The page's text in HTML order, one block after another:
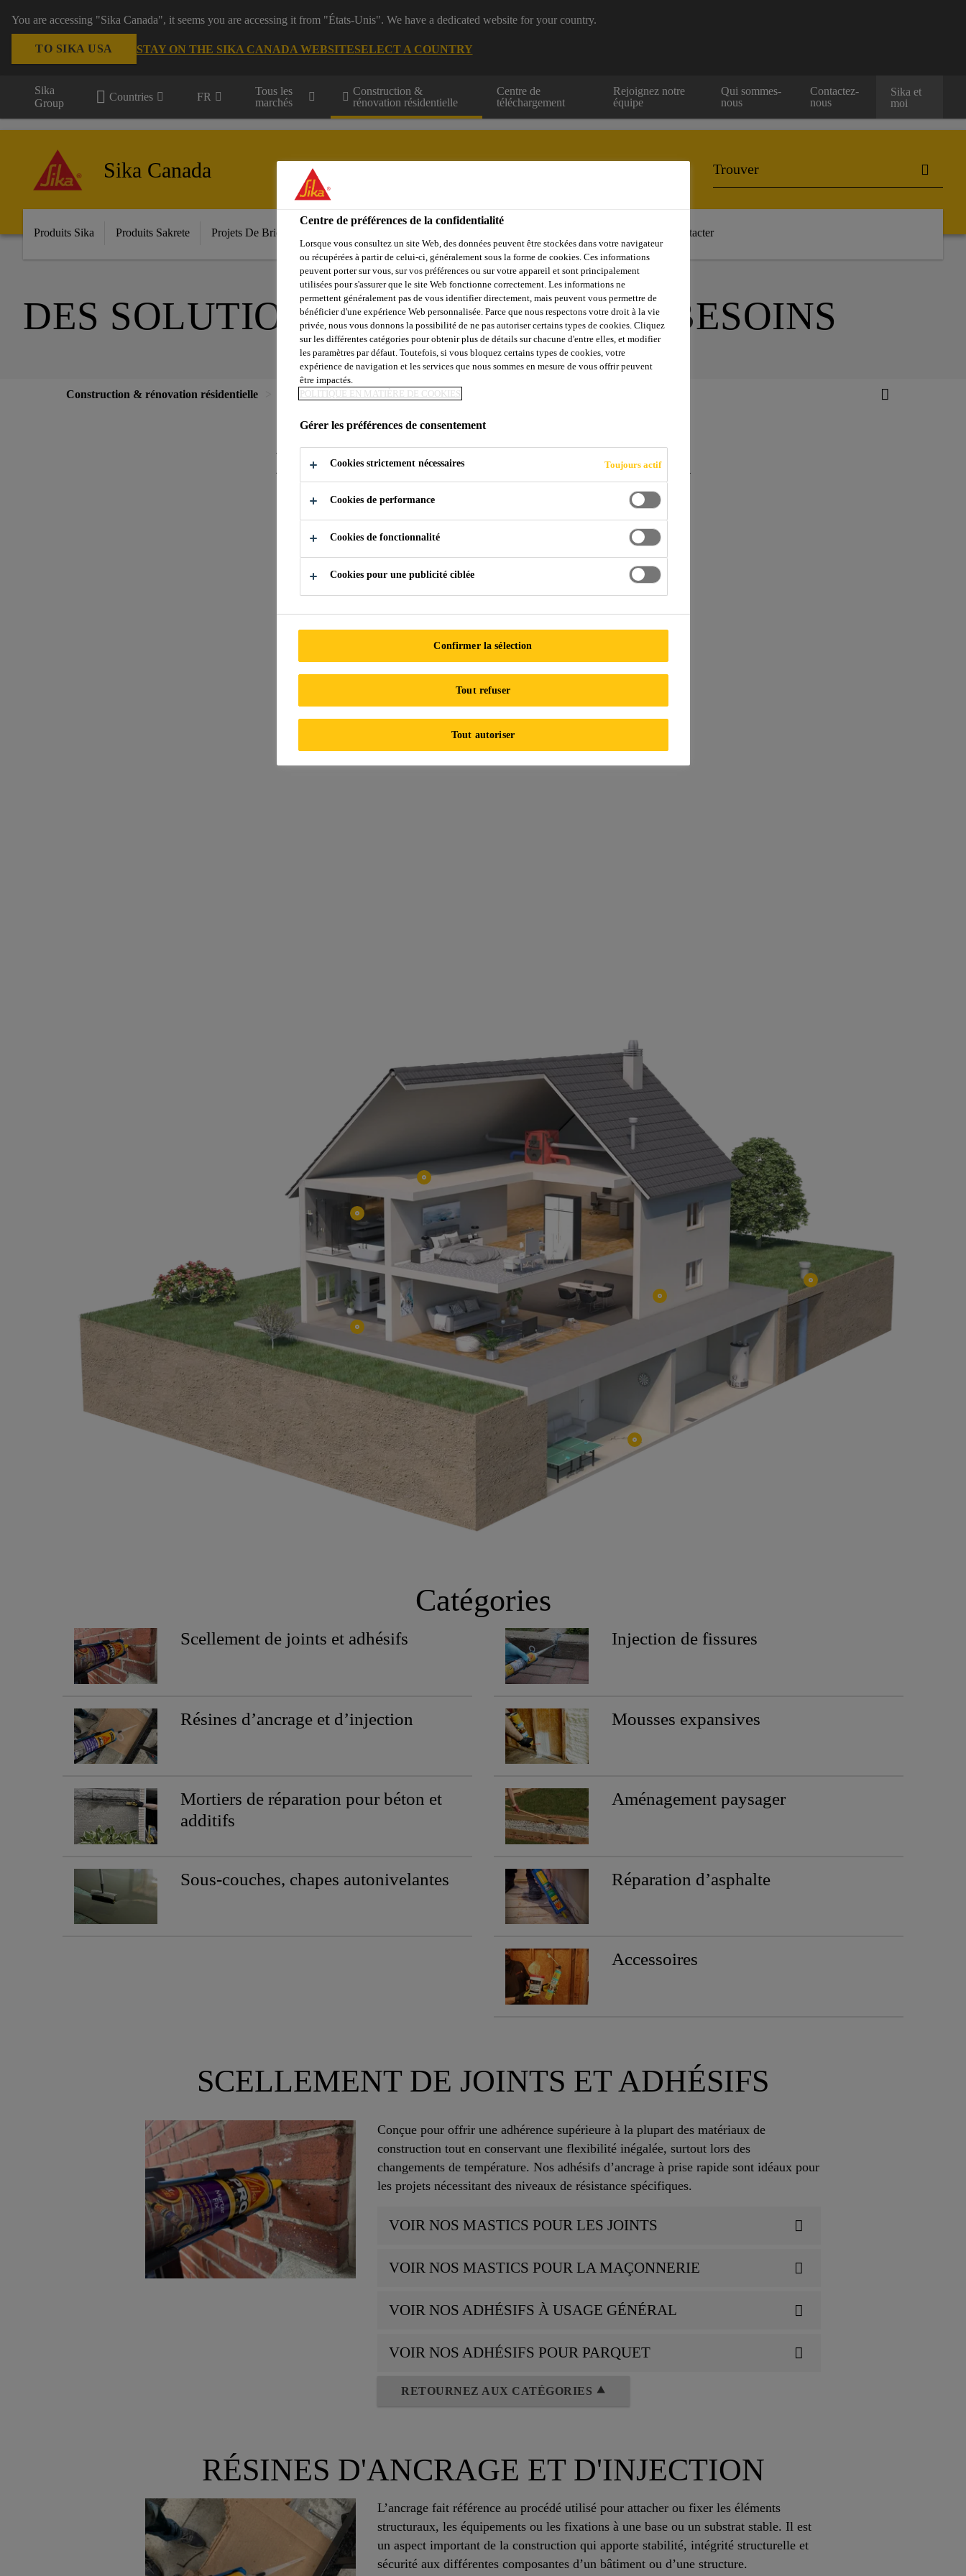
You are accessing "Sika Canada", it seems you are accessing it from "États-Unis". We have a dedicated website for your country.
TO SIKA USA STAY ON THE SIKA CANADA WEBSITESELECT A COUNTRY
Sika
Group
Countries FR
Tous les
marchés
Construction &
rénovation résidentielle
Centre de
téléchargement
Rejoignez notre
équipe
Qui sommes-
nous
Contactez-
nous
Sika et
moi
Sika Canada
Produits Sika Produits Sakrete Projets De Bricolage Nous contacter
DES SOLUTIONS POUR TOUS VOS BESOINS
Construction & rénovation résidentielle Produits Sika Des solutions pour tous vos besoins
Notre catalogue de produits Sika
Catégories
Scellement de joints et adhésifs
Résines d’ancrage et d’injection
Mortiers de réparation pour béton et
additifs
Sous-couches, chapes autonivelantes
Injection de fissures
Mousses expansives
Aménagement paysager
Réparation d’asphalte
Accessoires
SCELLEMENT DE JOINTS ET ADHÉSIFS
Conçue pour offrir une adhérence supérieure à la plupart des matériaux de
construction tout en conservant une flexibilité inégalée, surtout lors des
changements de température. Nos adhésifs d’ancrage à prise rapide sont idéaux pour
les projets nécessitant des niveaux de résistance spécifiques.
VOIR NOS MASTICS POUR LES JOINTS
VOIR NOS MASTICS POUR LA MAÇONNERIE
VOIR NOS ADHÉSIFS À USAGE GÉNÉRAL
VOIR NOS ADHÉSIFS POUR PARQUET
RETOURNEZ AUX CATÉGORIES ⯅
RÉSINES D'ANCRAGE ET D'INJECTION
L’ancrage fait référence au procédé utilisé pour attacher ou fixer les éléments
structuraux, les équipements ou les fixations à une base ou un substrat stable. Il est
un aspect important de la construction qui apporte stabilité, intégrité structurelle et
sécurité aux différentes composantes d’un bâtiment ou d’une structure.
Centre de préférences de la confidentialité
Lorsque vous consultez un site Web, des données peuvent être stockées dans votre navigateur
ou récupérées à partir de celui-ci, généralement sous la forme de cookies. Ces informations
peuvent porter sur vous, sur vos préférences ou sur votre appareil et sont principalement
utilisées pour s'assurer que le site Web fonctionne correctement. Les informations ne
permettent généralement pas de vous identifier directement, mais peuvent vous permettre de
bénéficier d'une expérience Web personnalisée. Parce que nous respectons votre droit à la vie
privée, nous vous donnons la possibilité de ne pas autoriser certains types de cookies. Cliquez
sur les différentes catégories pour obtenir plus de détails sur chacune d'entre elles, et modifier
les paramètres par défaut. Toutefois, si vous bloquez certains types de cookies, votre
expérience de navigation et les services que nous sommes en mesure de vous offrir peuvent
être impactés.
POLITIQUE EN MATIÈRE DE COOKIES
Gérer les préférences de consentement
Cookies strictement nécessaires Toujours actif
Cookies de performance
Cookies de fonctionnalité
Cookies pour une publicité ciblée
Confirmer la sélection
Tout refuser
Tout autoriser